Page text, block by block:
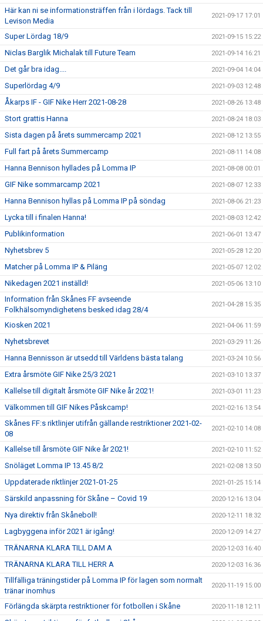
Här kan ni se informationsträffen från i lördags. Tack till
Levison Media
2021-09-17 17:01
Super Lördag 18/9 2021-09-15 15:22
Niclas Barglik Michalak till Future Team 2021-09-14 16:21
Det går bra idag.... 2021-09-04 14:04
Superlördag 4/9 2021-09-03 12:48
Åkarps IF - GIF Nike Herr 2021-08-28 2021-08-26 13:48
Stort grattis Hanna 2021-08-24 18:03
Sista dagen på årets summercamp 2021 2021-08-12 13:55
Full fart på årets Summercamp 2021-08-11 14:08
Hanna Bennison hyllades på Lomma IP 2021-08-08 00:01
GIF Nike sommarcamp 2021 2021-08-07 12:33
Hanna Bennison hyllas på Lomma IP på söndag 2021-08-06 21:23
Lycka till i finalen Hanna! 2021-08-03 12:42
Publikinformation 2021-06-01 13:47
Nyhetsbrev 5 2021-05-28 12:20
Matcher på Lomma IP & Piläng 2021-05-07 12:02
Nikedagen 2021 inställd! 2021-05-06 13:10
Information från Skånes FF avseende
Folkhälsomyndighetens besked idag 28/4
2021-04-28 15:35
Kiosken 2021 2021-04-06 11:59
Nyhetsbrevet 2021-03-29 11:26
Hanna Bennisson är utsedd till Världens bästa talang 2021-03-24 10:56
Extra årsmöte GIF Nike 25/3 2021 2021-03-10 13:37
Kallelse till digitalt årsmöte GIF Nike år 2021! 2021-03-01 11:23
Välkommen till GIF Nikes Påskcamp! 2021-02-16 13:54
Skånes FF:s riktlinjer utifrån gällande restriktioner 2021-02-
08
2021-02-10 14:08
Kallelse till årsmöte GIF Nike år 2021! 2021-02-10 11:52
Snöläget Lomma IP 13.45 8/2 2021-02-08 13:50
Uppdaterade riktlinjer 2021-01-25 2021-01-25 15:14
Särskild anpassning för Skåne – Covid 19 2020-12-16 13:04
Nya direktiv från Skåneboll! 2020-12-11 18:32
Lagbyggena inför 2021 är igång! 2020-12-09 14:27
TRÄNARNA KLARA TILL DAM A 2020-12-03 16:40
TRÄNARNA KLARA TILL HERR A 2020-12-03 16:36
Tillfälliga träningstider på Lomma IP för lagen som normalt
tränar inomhus
2020-11-19 15:00
Förlängda skärpta restriktioner för fotbollen i Skåne 2020-11-18 12:11